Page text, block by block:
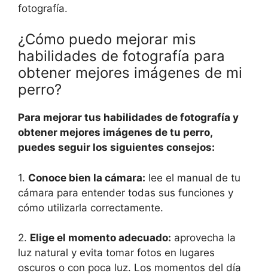
fotografía.
¿Cómo puedo mejorar mis
habilidades de fotografía para
obtener mejores imágenes de mi
perro?
Para mejorar tus habilidades de fotografía y
obtener mejores imágenes de tu perro,
puedes seguir los siguientes consejos:
1. Conoce bien la cámara: lee el manual de tu
cámara para entender todas sus funciones y
cómo utilizarla correctamente.
2. Elige el momento adecuado: aprovecha la
luz natural y evita tomar fotos en lugares
oscuros o con poca luz. Los momentos del día